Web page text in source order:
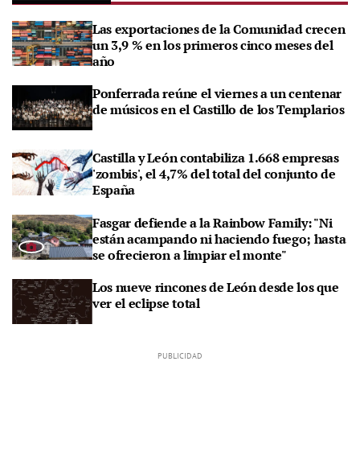
Las exportaciones de la Comunidad crecen
un 3,9 % en los primeros cinco meses del
año
Ponferrada reúne el viernes a un centenar
de músicos en el Castillo de los Templarios
Castilla y León contabiliza 1.668 empresas
'zombis', el 4,7% del total del conjunto de
España
Fasgar defiende a la Rainbow Family: "Ni
están acampando ni haciendo fuego; hasta
se ofrecieron a limpiar el monte"
Los nueve rincones de León desde los que
ver el eclipse total